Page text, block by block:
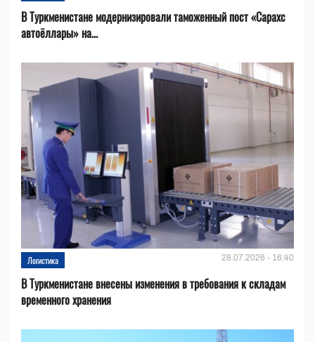
В Туркменистане модернизировали таможенный пост «Сарахс
автоёллары» на...
Логистика 28.07.2026 - 16:40
В Туркменистане внесены изменения в требования к складам
временного хранения